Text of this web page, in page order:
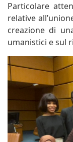
Particolare
relative
creazione di
umanistici e sul